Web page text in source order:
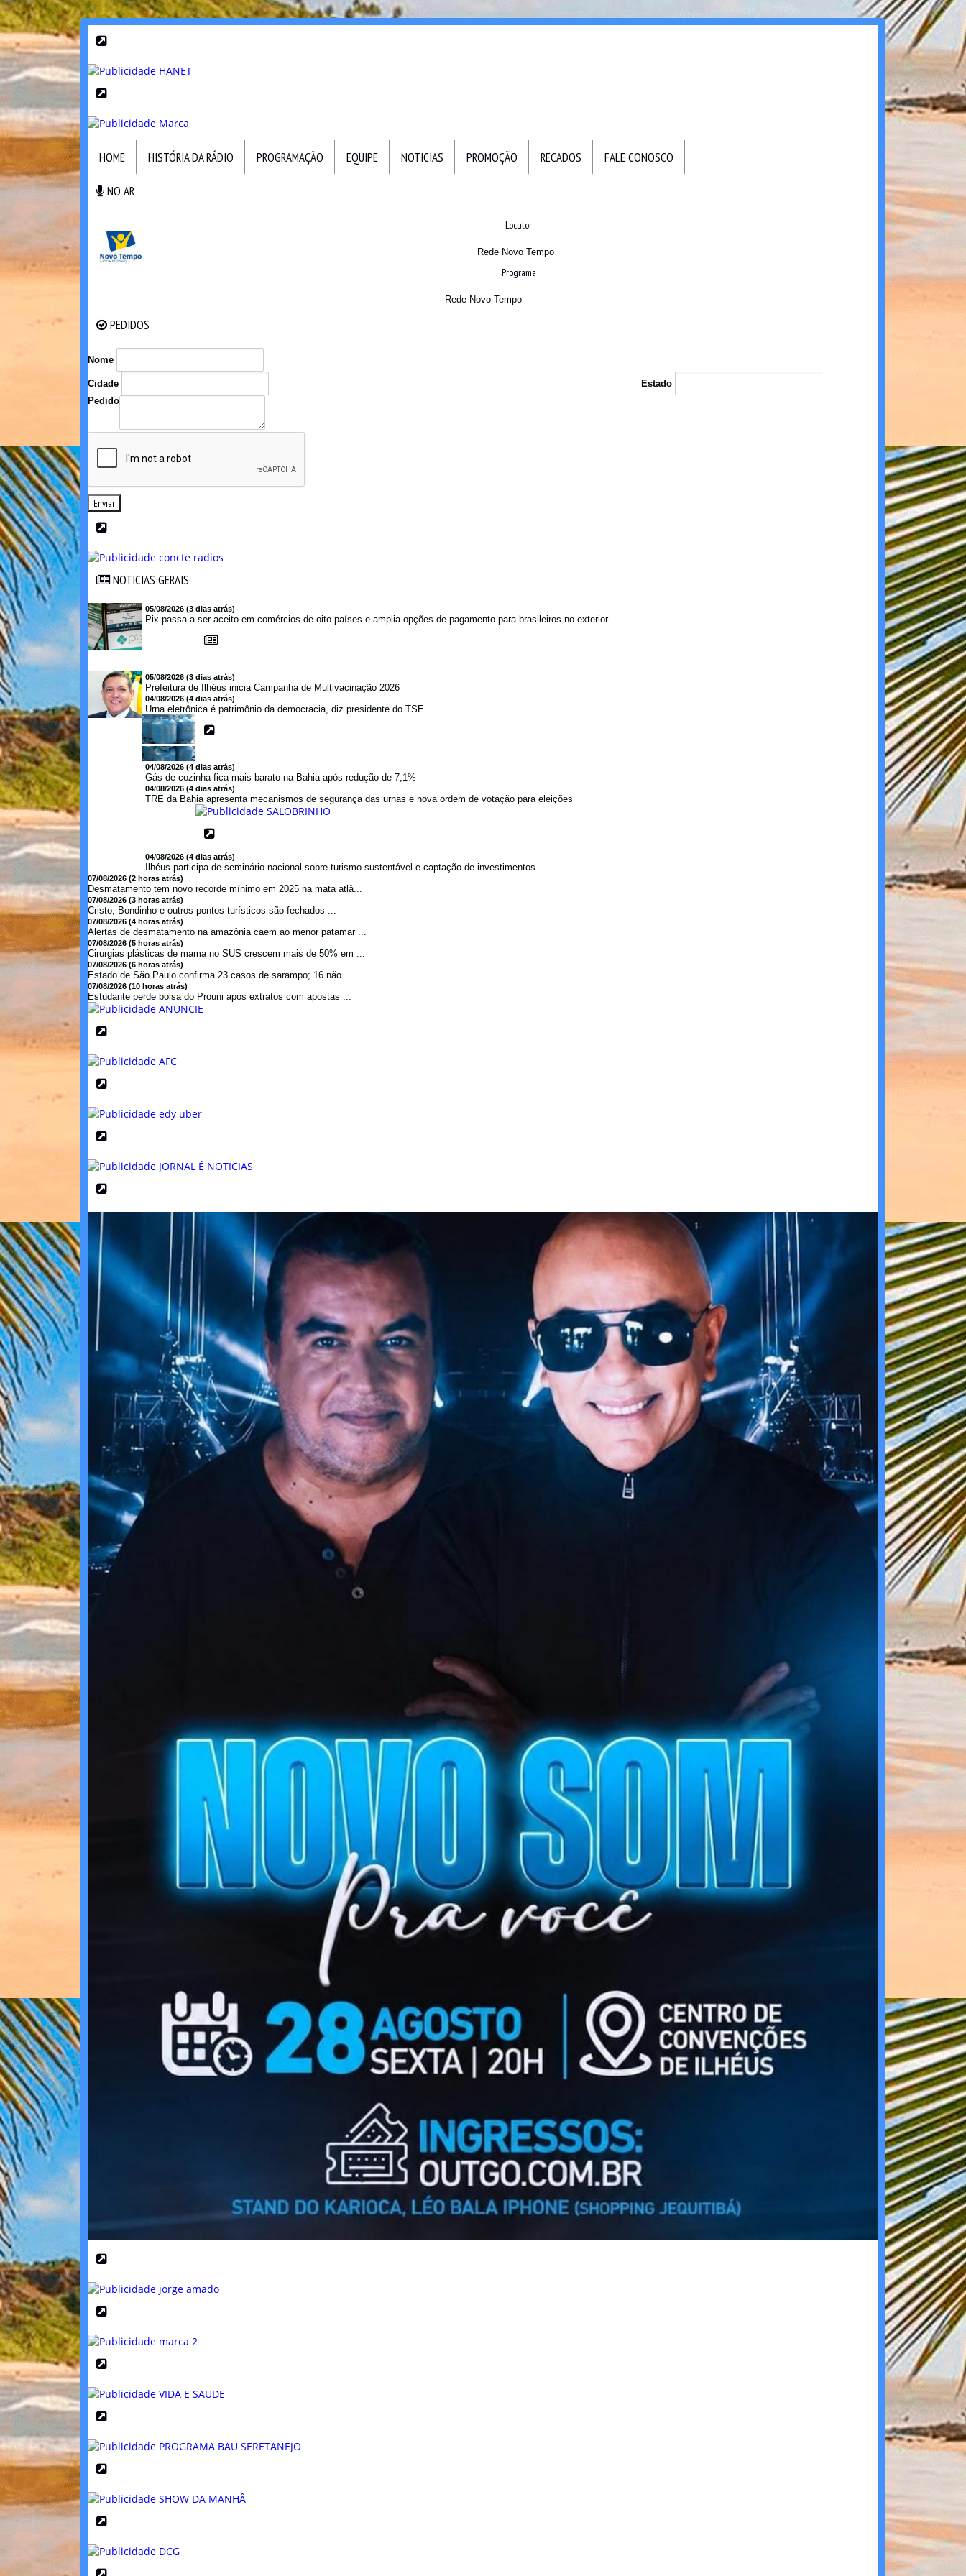
HOME HISTÓRIA DA RÁDIO PROGRAMAÇÃO EQUIPE NOTICIAS PROMOÇÃO RECADOS FALE CONOSCO
NO AR
Locutor
Rede Novo Tempo
Programa
Rede Novo Tempo
PEDIDOS
Nome
Cidade
Estado
Pedido
Enviar
NOTICIAS GERAIS
05/08/2026 (3 dias atrás)
Pix passa a ser aceito em comércios de oito países e amplia opções de pagamento para brasileiros no exterior
05/08/2026 (3 dias atrás)
Prefeitura de Ilhéus inicia Campanha de Multivacinação 2026
04/08/2026 (4 dias atrás)
Urna eletrônica é patrimônio da democracia, diz presidente do TSE
04/08/2026 (4 dias atrás)
Gás de cozinha fica mais barato na Bahia após redução de 7,1%
04/08/2026 (4 dias atrás)
TRE da Bahia apresenta mecanismos de segurança das urnas e nova ordem de votação para eleições
04/08/2026 (4 dias atrás)
Ilhéus participa de seminário nacional sobre turismo sustentável e captação de investimentos
07/08/2026 (2 horas atrás)
Desmatamento tem novo recorde mínimo em 2025 na mata atlâ...
07/08/2026 (3 horas atrás)
Cristo, Bondinho e outros pontos turísticos são fechados ...
07/08/2026 (4 horas atrás)
Alertas de desmatamento na amazônia caem ao menor patamar ...
07/08/2026 (5 horas atrás)
Cirurgias plásticas de mama no SUS crescem mais de 50% em ...
07/08/2026 (6 horas atrás)
Estado de São Paulo confirma 23 casos de sarampo; 16 não ...
07/08/2026 (10 horas atrás)
Estudante perde bolsa do Prouni após extratos com apostas ...